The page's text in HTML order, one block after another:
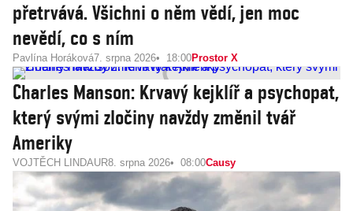
přetrvává. Všichni o něm vědí, jen moc
nevědí, co s ním
Pavlína Horáková7. srpna 2026 18:00Prostor X
Charles Manson: Krvavý kejklíř a psychopat,
který svými zločiny navždy změnil tvář
Ameriky
VOJTĚCH LINDAUR8. srpna 2026 08:00Causy